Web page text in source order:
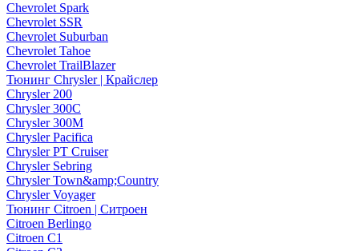
Chevrolet Spark
Chevrolet SSR
Chevrolet Suburban
Chevrolet Tahoe
Chevrolet TrailBlazer
Тюнинг Chrysler | Крайслер
Chrysler 200
Chrysler 300C
Chrysler 300M
Chrysler Pacifica
Chrysler PT Cruiser
Chrysler Sebring
Chrysler Town&amp;Country
Chrysler Voyager
Тюнинг Citroen | Ситроен
Citroen Berlingo
Citroen C1